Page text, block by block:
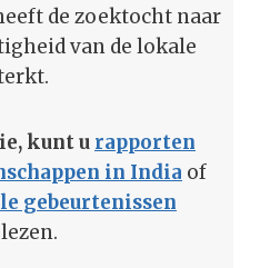
de zoektocht naar
van de lokale
kunt u rapporten
in India of
gebeurtenissen
lezen.